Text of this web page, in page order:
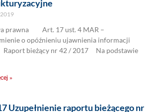
prawna Art. 17 ust. 4 MAR –
o opóźnieniu ujawnienia informacji
Raport bieżący nr 42 / 2017 Na podstawie
»
Uzupełnienie raportu bieżącego nr